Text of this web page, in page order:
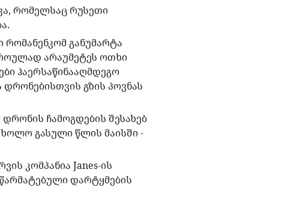
რომელსაც რუსეთი
განუმარტა
არაუმეტეს ოთხი
ჰაერსაწინააღმდეგო
დრონებისთვის გზის პოვნას
დრონის ჩამოგდების შესახებ
ხოლო გასული წლის მაისში -
კომპანია Janes-ის
დარტყმების